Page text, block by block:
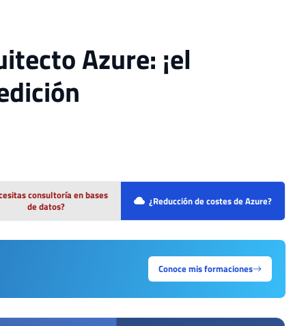
Azure: ¡el
consultoría en bases
de datos?
¿Reducción de costes de Azure?
Conoce mis formaciones